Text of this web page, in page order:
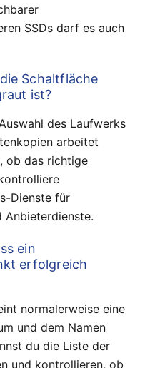
SSDs darf es auch
Schaltfläche
ist?
des Laufwerks
arbeitet
ob das richtige
Dienste für
Anbieterdienste.
ein
erfolgreich
normalerweise eine
und dem Namen
du die Liste der
und kontrollieren, ob